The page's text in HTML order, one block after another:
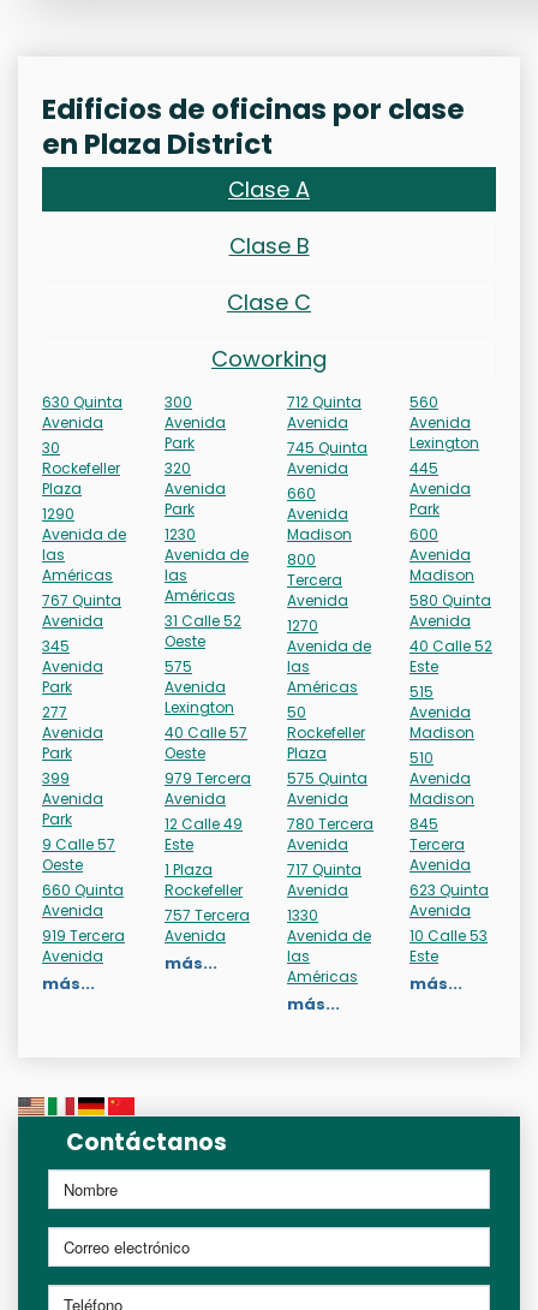
Edificios de oficinas por clase
en Plaza District
Clase A
Clase B
Clase C
Coworking
630 Quinta
Avenida
30
Rockefeller
Plaza
1290
Avenida de
las
Américas
767 Quinta
Avenida
345
Avenida
Park
277
Avenida
Park
399
Avenida
Park
9 Calle 57
Oeste
660 Quinta
Avenida
919 Tercera
Avenida
más...
300
Avenida
Park
320
Avenida
Park
1230
Avenida de
las
Américas
31 Calle 52
Oeste
575
Avenida
Lexington
40 Calle 57
Oeste
979 Tercera
Avenida
12 Calle 49
Este
1 Plaza
Rockefeller
757 Tercera
Avenida
más...
712 Quinta
Avenida
745 Quinta
Avenida
660
Avenida
Madison
800
Tercera
Avenida
1270
Avenida de
las
Américas
50
Rockefeller
Plaza
575 Quinta
Avenida
780 Tercera
Avenida
717 Quinta
Avenida
1330
Avenida de
las
Américas
más...
560
Avenida
Lexington
445
Avenida
Park
600
Avenida
Madison
580 Quinta
Avenida
40 Calle 52
Este
515
Avenida
Madison
510
Avenida
Madison
845
Tercera
Avenida
623 Quinta
Avenida
10 Calle 53
Este
más...
Contáctanos